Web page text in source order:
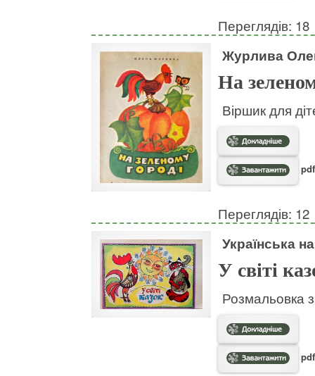
Переглядів: 18
Журлива
На
Віршик для
Переглядів: 12
Українська
У світі
Розмальовка